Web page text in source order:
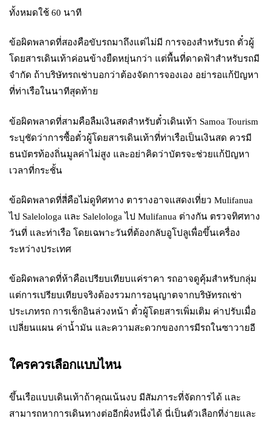
ทั้งหมดใช้ 60 นาที
ข้อผิดพลาดที่สองคือขับรถมาถึงแต่ไม่มี การจองสำหรับรถ ตั๋วผู้
โดยสารเดินเท้าค่อนข้างยืดหยุ่นกว่า แต่พื้นที่ดาดฟ้าสำหรับรถมี
จำกัด ถ้าบริษัทรถเช่าบอกว่าต้องจัดการจองเอง อย่ารอแก้ปัญหา
ที่ท่าเรือในนาทีสุดท้าย
ข้อผิดพลาดที่สามคือลืมเงินสดสำหรับตั๋วเดินเท้า Samoa Tourism
ระบุชัดว่าการซื้อตั๋วผู้โดยสารเดินเท้าที่ท่าเรือเป็นเงินสด ควรมี
ธนบัตรท้องถิ่นมูลค่าไม่สูง และอย่าคิดว่าบัตรจะช่วยแก้ปัญหา
เวลาที่กระชั้น
ข้อผิดพลาดที่สี่คือไม่ดูทิศทาง ตารางอาจแสดงเที่ยว Mulifanua
ไป Salelologa และ Salelologa ไป Mulifanua ต่างกัน ตรวจทิศทาง
วันที่ และท่าเรือ โดยเฉพาะวันที่ต้องกลับอูโปลูเพื่อขึ้นเครื่อง
ระหว่างประเทศ
ข้อผิดพลาดที่ห้าคือเปรียบเทียบแค่ราคา รถอาจดูคุ้มสำหรับกลุ่ม
แต่การเปรียบเทียบจริงต้องรวมการอนุญาตจากบริษัทรถเช่า
ประเภทรถ การเช็กอินล่วงหน้า ตั๋วผู้โดยสารเพิ่มเติม ค่าปรับเมื่อ
เปลี่ยนแผน ค่าน้ำมัน และความสะดวกของการมีรถในซาวายอี
ใครควรเลือกแบบไหน
ขึ้นเรือแบบเดินเท้าถ้าคุณเน้นงบ มีสัมภาระที่จัดการได้ และ
สามารถหาการเดินทางต่ออีกฝั่งหนึ่งได้ นี่เป็นตัวเลือกที่ง่ายและ